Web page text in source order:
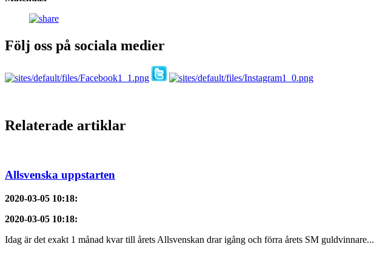
Följ oss på sociala medier
Relaterade artiklar
Allsvenska uppstarten
2020-03-05 10:18:
2020-03-05 10:18:
Idag är det exakt 1 månad kvar till årets Allsvenskan drar igång och förra årets SM guldvinnare...